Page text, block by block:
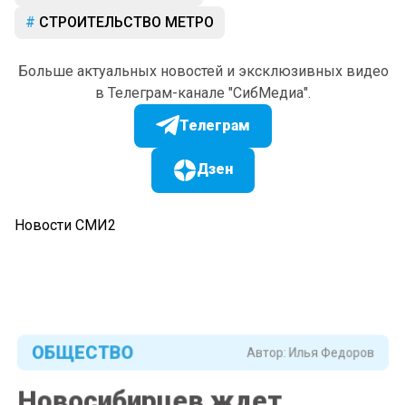
СТРОИТЕЛЬСТВО МЕТРО
Больше актуальных новостей и эксклюзивных видео
в Телеграм-канале "СибМедиа".
Телеграм
Дзен
Новости СМИ2
ОБЩЕСТВО
Новосибирцев ждет